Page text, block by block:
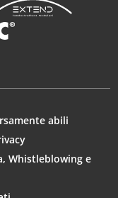
abili
Whistleblowing e